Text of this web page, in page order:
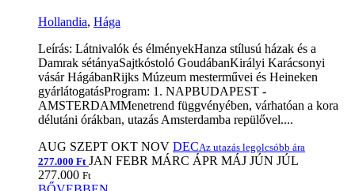
Hollandia, Hága
Leírás: Látnivalók és élményekHanza stílusú házak és a
Damrak sétányaSajtkóstoló GoudábanKirályi Karácsonyi
vásár HágábanRijks Múzeum mesterművei és Heineken
gyárlátogatásProgram: 1. NAPBUDAPEST -
AMSTERDAMMenetrend függvényében, várhatóan a kora
délutáni órákban, utazás Amsterdamba repülővel....
AUG SZEPT OKT NOV DECAz utazás legolcsóbb ára
277.000 Ft JAN FEBR MÁRC ÁPR MÁJ JÚN JÚL
277.000 Ft